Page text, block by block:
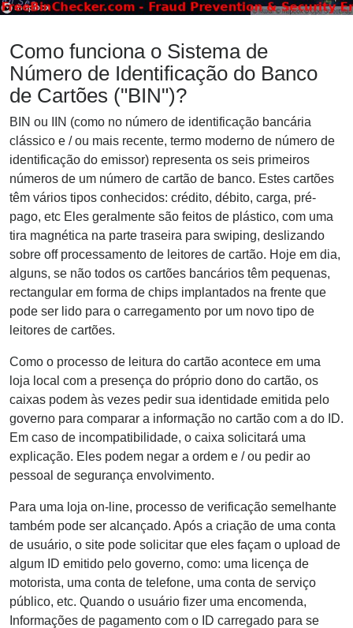
Como funciona o Sistema de
Número de Identificação do Banco
de Cartões ("BIN")?
BIN ou IIN (como no número de identificação bancária
clássico e / ou mais recente, termo moderno de número de
identificação do emissor) representa os seis primeiros
números de um número de cartão de banco. Estes cartões
têm vários tipos conhecidos: crédito, débito, carga, pré-
pago, etc Eles geralmente são feitos de plástico, com uma
tira magnética na parte traseira para swiping, deslizando
sobre off processamento de leitores de cartão. Hoje em dia,
alguns, se não todos os cartões bancários têm pequenas,
rectangular em forma de chips implantados na frente que
pode ser lido para o carregamento por um novo tipo de
leitores de cartões.
Como o processo de leitura do cartão acontece em uma
loja local com a presença do próprio dono do cartão, os
caixas podem às vezes pedir sua identidade emitida pelo
governo para comparar a informação no cartão com a do ID.
Em caso de incompatibilidade, o caixa solicitará uma
explicação. Eles podem negar a ordem e / ou pedir ao
pessoal de segurança envolvimento.
Para uma loja on-line, processo de verificação semelhante
também pode ser alcançado. Após a criação de uma conta
de usuário, o site pode solicitar que eles façam o upload de
algum ID emitido pelo governo, como: uma licença de
motorista, uma conta de telefone, uma conta de serviço
público, etc. Quando o usuário fizer uma encomenda,
Informações de pagamento com o ID carregado para se